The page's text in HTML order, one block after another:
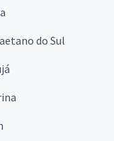
do Sul